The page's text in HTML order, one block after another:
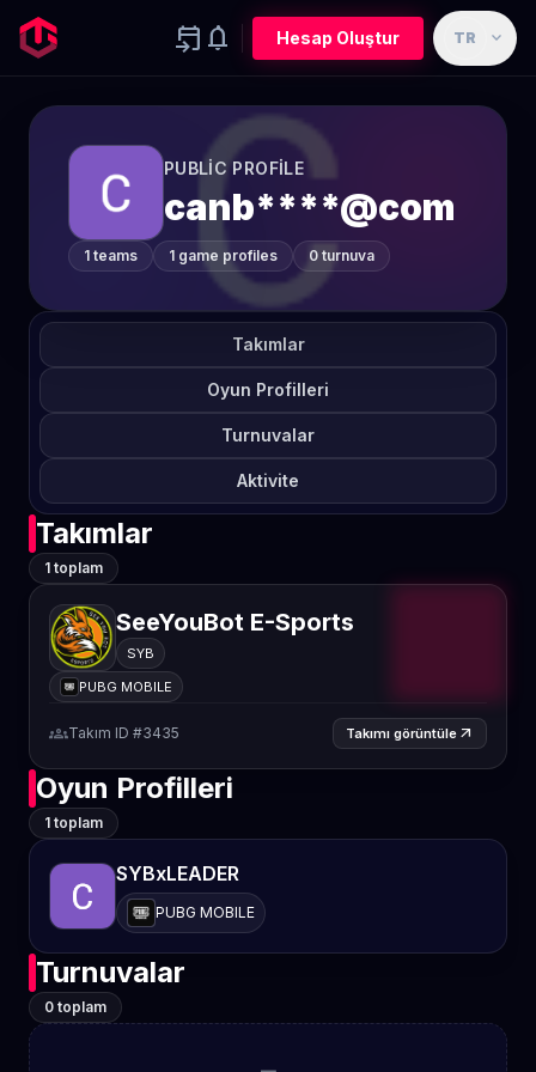
event_upcoming notifications Hesap Oluştur TR expand_more
PUBLIC PROFILE
canb****@com
1 teams 1 game profiles 0 turnuva
Takımlar
Oyun Profilleri
Turnuvalar
Aktivite
Takımlar
1 toplam
SeeYouBot E-Sports
SYB
PUBG MOBILE
groupsTakım ID #3435 Takımı görüntüle arrow_outward
Oyun Profilleri
1 toplam
SYBxLEADER
PUBG MOBILE
Turnuvalar
0 toplam